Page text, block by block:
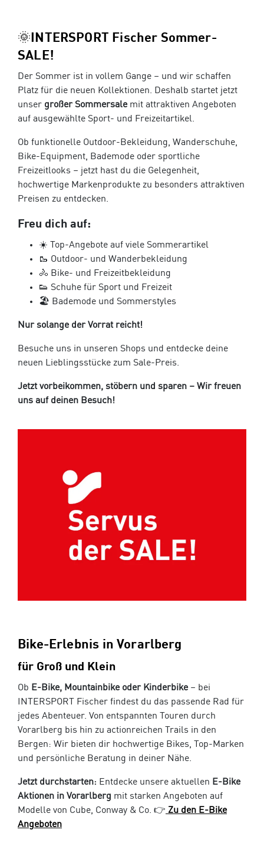
🌞INTERSPORT Fischer Sommer-
SALE!
Der Sommer ist in vollem Gange – und wir schaffen
Platz für die neuen Kollektionen. Deshalb startet jetzt
unser großer Sommersalemit attraktiven Angeboten
auf ausgewählte Sport- und Freizeitartikel.
Ob funktionelle Outdoor-Bekleidung, Wanderschuhe,
Bike-Equipment, Bademode oder sportliche
Freizeitlooks – jetzt hast du die Gelegenheit,
hochwertige Markenprodukte zu besonders attraktiven
Preisen zu entdecken.
Freu dich auf:
☀️ Top-Angebote auf viele Sommerartikel
🥾 Outdoor- und Wanderbekleidung
🚴 Bike- und Freizeitbekleidung
👟 Schuhe für Sport und Freizeit
🏖️ Bademode und Sommerstyles
Nur solange der Vorrat reicht!
Besuche uns in unseren Shops und entdecke deine
neuen Lieblingsstücke zum Sale-Preis.
Jetzt vorbeikommen, stöbern und sparen – Wir freuen
uns auf deinen Besuch!
Bike-Erlebnis in Vorarlberg
für Groß und Klein
Ob E-Bike, Mountainbike oder Kinderbike– bei
INTERSPORT Fischer findest du das passende Rad für
jedes Abenteuer. Von entspannten Touren durch
Vorarlberg bis hin zu actionreichen Trails in den
Bergen: Wir bieten dir hochwertige Bikes, Top-Marken
und persönliche Beratung in deiner Nähe.
Jetzt durchstarten: Entdecke unsere aktuellen E-Bike
Aktionen in Vorarlberg mit starken Angeboten auf
Modelle von Cube, Conway & Co. 👉 Zu den E-Bike
Angeboten